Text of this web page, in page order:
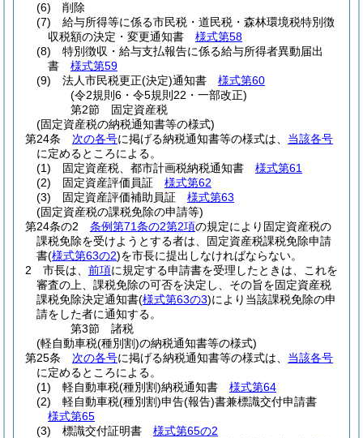
(6)
削除
(7)
給与所得等に係る市民税・道民税・森林環境税特別徴
収税額の決定・変更通知書 様式第58
(8)
特別徴収・給与支払報告に係る給与所得者異動届出
書 様式第59
(9)
法人市民税更正(決定)通知書 様式第60
(令2規則6・令5規則22・一部改正)
第2節
固定資産税
(固定資産税の納税通知書等の様式)
第24条
次の各号に掲げる納税通知書等の様式は、 当該各号
に定めるところによる。
(1)
固定資産税、都市計画税納税通知書 様式第61
(2)
固定資産評価員証 様式第62
(3)
固定資産評価補助員証 様式第63
(固定資産税の課税免除の申請等)
第24条の2
条例第71条の2第2項の規定により固定資産税の
課税免除を受けようとする者は、固定資産税課税免除申請
書(様式第63の2)を市長に提出しなければならない。
2
市長は、 前項に規定する申請書を受理したときは、これを
審査の上、課税免除の可否を決定し、その旨を固定資産税
課税免除決定通知書(様式第63の3)により当該課税免除の申
請をした者に通知する。
第3節
諸税
(軽自動車税(種別割)の納税通知書等の様式)
第25条
次の各号に掲げる納税通知書等の様式は、 当該各号
に定めるところによる。
(1)
軽自動車税(種別割)納税通知書 様式第64
(2)
軽自動車税(種別割)申告(報告)書兼標識交付申請書
様式第65
(3)
標識交付証明書 様式第65の2